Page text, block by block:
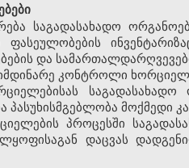
საგადასახადო
ფასეულობების
და
კონტროლი
საგადასახადო
პასუხისმგებლობა მოქმედი
პროცესში
დაცვას